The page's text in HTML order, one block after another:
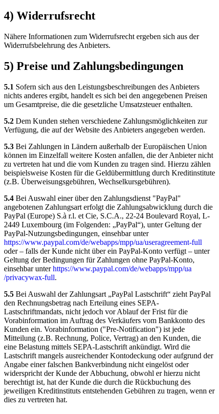
4) Widerrufsrecht
Nähere Informationen zum Widerrufsrecht ergeben sich aus der
Widerrufsbelehrung des Anbieters.
5) Preise und Zahlungsbedingungen
5.1 Sofern sich aus den Leistungsbeschreibungen des Anbieters
nichts anderes ergibt, handelt es sich bei den angegebenen Preisen
um Gesamtpreise, die die gesetzliche Umsatzsteuer enthalten.
5.2 Dem Kunden stehen verschiedene Zahlungsmöglichkeiten zur
Verfügung, die auf der Website des Anbieters angegeben werden.
5.3 Bei Zahlungen in Ländern außerhalb der Europäischen Union
können im Einzelfall weitere Kosten anfallen, die der Anbieter nicht
zu vertreten hat und die vom Kunden zu tragen sind. Hierzu zählen
beispielsweise Kosten für die Geldübermittlung durch Kreditinstitute
(z.B. Überweisungsgebühren, Wechselkursgebühren).
5.4 Bei Auswahl einer über den Zahlungsdienst "PayPal"
angebotenen Zahlungsart erfolgt die Zahlungsabwicklung durch die
PayPal (Europe) S.à r.l. et Cie, S.C.A., 22-24 Boulevard Royal, L-
2449 Luxembourg (im Folgenden: „PayPal“), unter Geltung der
PayPal-Nutzungsbedingungen, einsehbar unter
https://www.paypal.com/de/webapps/mpp/ua/useragreement-full
oder – falls der Kunde nicht über ein PayPal-Konto verfügt – unter
Geltung der Bedingungen für Zahlungen ohne PayPal-Konto,
einsehbar unterhttps://www.paypal.com/de/webapps/mpp/ua
/privacywax-full.
5.5 Bei Auswahl der Zahlungsart „PayPal Lastschrift“ zieht PayPal
den Rechnungsbetrag nach Erteilung eines SEPA-
Lastschriftmandats, nicht jedoch vor Ablauf der Frist für die
Vorabinformation im Auftrag des Verkäufers vom Bankkonto des
Kunden ein. Vorabinformation ("Pre-Notification") ist jede
Mitteilung (z.B. Rechnung, Police, Vertrag) an den Kunden, die
eine Belastung mittels SEPA-Lastschrift ankündigt. Wird die
Lastschrift mangels ausreichender Kontodeckung oder aufgrund der
Angabe einer falschen Bankverbindung nicht eingelöst oder
widerspricht der Kunde der Abbuchung, obwohl er hierzu nicht
berechtigt ist, hat der Kunde die durch die Rückbuchung des
jeweiligen Kreditinstituts entstehenden Gebühren zu tragen, wenn er
dies zu vertreten hat.